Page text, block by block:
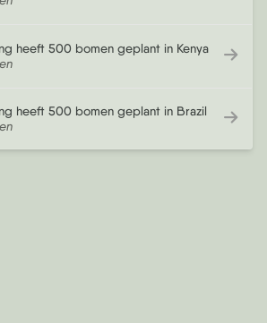
heeft 500 bomen geplant in Kenya
heeft 500 bomen geplant in Brazil